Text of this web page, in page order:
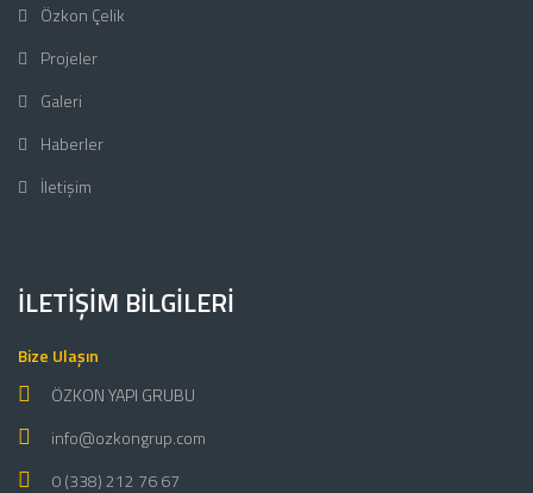
Özkon Çelik
Projeler
Galeri
Haberler
İletişim
İLETIŞIM BILGILERI
Bize Ulaşın
ÖZKON YAPI GRUBU
info@ozkongrup.com
0 (338) 212 76 67